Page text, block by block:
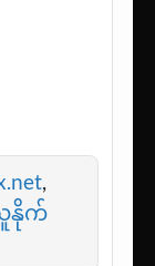
,
နိုက်